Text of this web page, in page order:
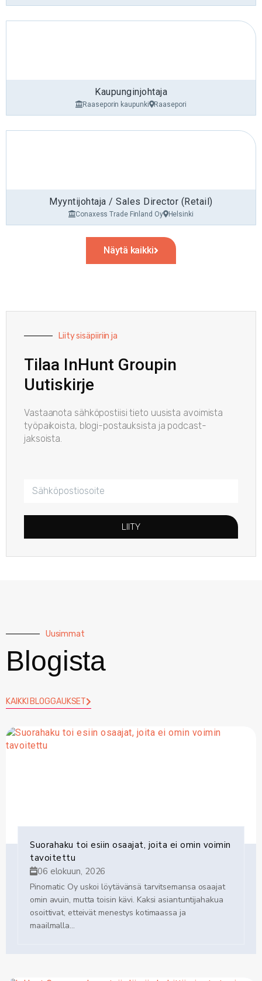
Kaupunginjohtaja
Raaseporin kaupunki Raasepori
Myyntijohtaja / Sales Director (Retail)
Conaxess Trade Finland Oy Helsinki
Näytä kaikki
Liity sisäpiiriin ja
Tilaa InHunt Groupin
Uutiskirje
Vastaanota sähköpostiisi tieto uusista avoimista
työpaikoista, blogi-postauksista ja podcast-
jaksoista.
LIITY
Uusimmat
Blogista
KAIKKI BLOGGAUKSET
Suorahaku toi esiin osaajat, joita ei omin voimin
tavoitettu
06 elokuun, 2026
Pinomatic Oy uskoi löytävänsä tarvitsemansa osaajat
omin avuin, mutta toisin kävi. Kaksi asiantuntijahakua
osoittivat, etteivät menestys kotimaassa ja
maailmalla...